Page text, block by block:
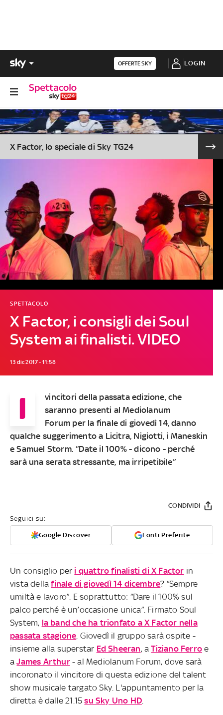
OFFERTE SKY LOGIN
X Factor, lo speciale di Sky TG24
X Factor, i consigli dei Soul
System ai finalisti. VIDEO
SPETTACOLO
13 dic 2017 - 11:58
I
vincitori della passata edizione, che
saranno presenti alMediolanum
Forum per la finale di giovedì 14, danno
qualche suggerimento a Licitra, Nigiotti, i Maneskin
e Samuel Storm. “Date il 100% - dicono - perché
sarà una serata stressante, ma irripetibile”
Seguici su:
Google Discover Fonti Preferite
CONDIVIDI
Un consiglio per i quattro finalisti di X Factor in
vista dellafinale di giovedì 14 dicembre? “Sempre
umiltà e lavoro”. E soprattutto: “Dare il 100% sul
palco perché è un’occasione unica”. Firmato Soul
System, la band che ha trionfato a X Factor nella
passata stagione . Giovedì il gruppo sarà ospite -
insieme alla superstar Ed Sheeran, aTiziano Ferro e
aJames Arthur- al Mediolanum Forum, dove sarà
incoronato il vincitore di questa edizione del talent
show musicale targato Sky. L'appuntamento per la
diretta è dalle 21.15su Sky Uno HD